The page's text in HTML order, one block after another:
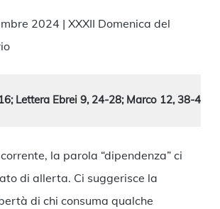
2024 | XXXII Domenica del
Lettera Ebrei 9, 24-28; Marco 12, 38-44
la parola “dipendenza” ci
di allerta. Ci suggerisce la
di chi consuma qualche